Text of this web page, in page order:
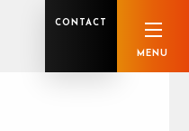
CONTACT
MENU